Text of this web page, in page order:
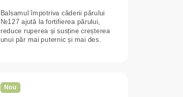
Balsamul împotriva căderii părului
№127 ajută la fortifierea părului,
reduce ruperea și susține creșterea
unui păr mai puternic și mai des.
Nou